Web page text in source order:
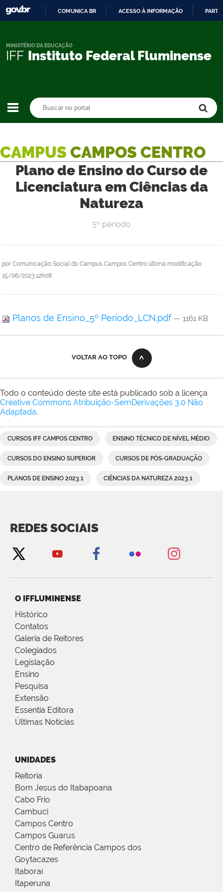
CONTEÚDO
COMUNICA BR ACESSO À INFORMAÇÃO
IFF Instituto Federal Fluminense
MINISTÉRIO DA EDUCAÇÃO
CAMPUS CAMPOS CENTRO
Plano de Ensino do Curso de
Licenciatura em Ciências da
Natureza
por Comunicação Social do Campus Campos Centro última modificação
15/06/2023 12h08
5º período
Planos de Ensino_5º Período_LCN.pdf — 1161 KB
VOLTAR AO TOPO
Todo o conteúdo deste site está publicado sob a licença
Creative Commons Atribuição-SemDerivações 3.0 Não
Adaptada.
CURSOS IFF CAMPOS CENTRO ENSINO TÉCNICO DE NÍVEL MÉDIO
CURSOS DO ENSINO SUPERIOR CURSOS DE PÓS-GRADUAÇÃO
PLANOS DE ENSINO 2023.1 CIÊNCIAS DA NATUREZA 2023.1
REDES SOCIAIS
O IFFLUMINENSE
Histórico
Contatos
Galeria de Reitores
Colegiados
Legislação
Ensino
Pesquisa
Extensão
Essentia Editora
Últimas Notícias
UNIDADES
Reitoria
Bom Jesus do Itabapoana
Cabo Frio
Cambuci
Campos Centro
Campos Guarus
Centro de Referência Campos dos
Goytacazes
Itaboraí
Itaperuna